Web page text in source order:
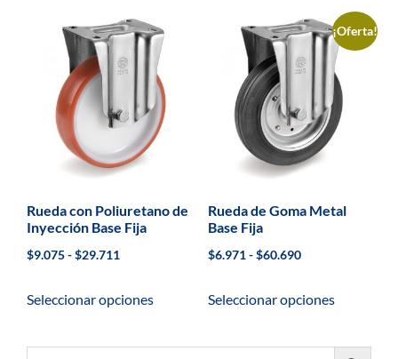
Rueda con Poliuretano de
Inyección Base Fija
$9.075-$29.711
Seleccionar opciones
¡Oferta!
Rueda de Goma Metal
Base Fija
$6.971-$60.690
Seleccionar opciones